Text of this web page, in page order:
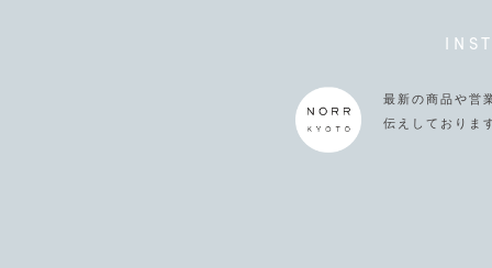
最新の商品や営
伝えしておりま